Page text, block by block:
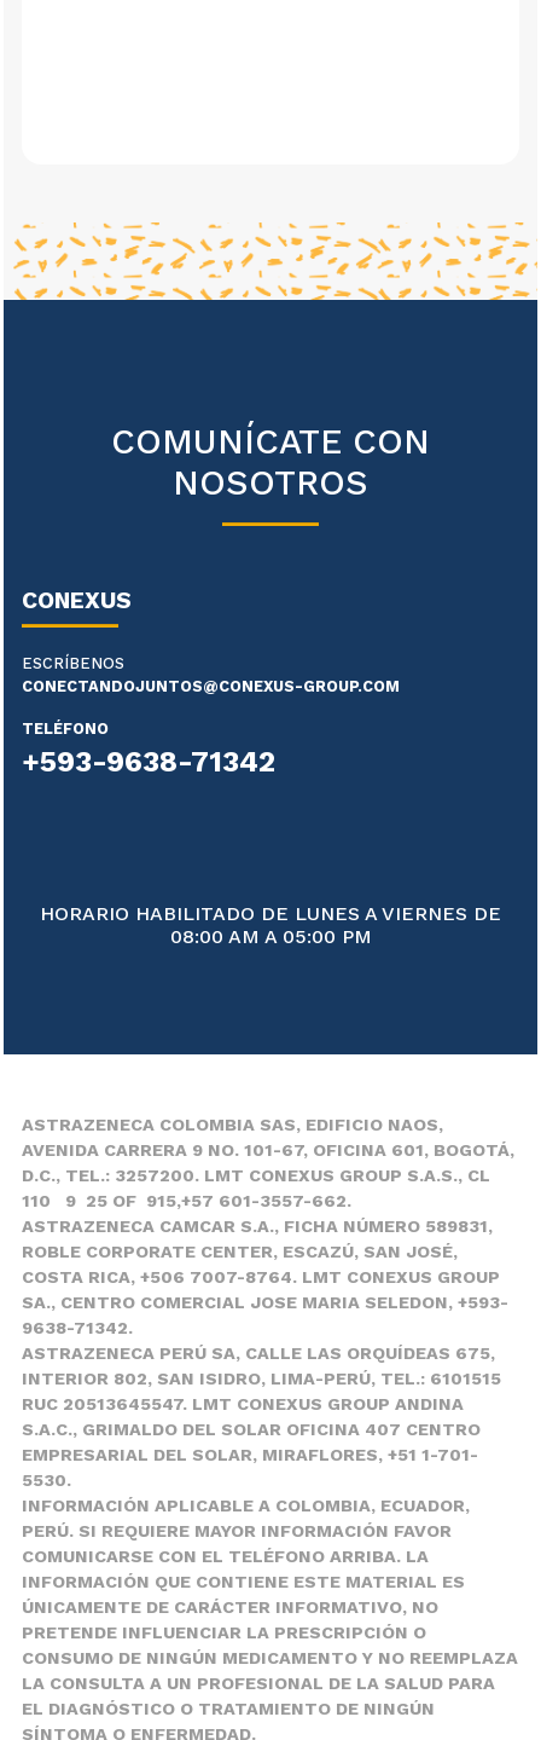
COMUNÍCATE CON
NOSOTROS
CONEXUS
ESCRÍBENOS
CONECTANDOJUNTOS@CONEXUS-GROUP.COM
TELÉFONO
+593-9638-71342
HORARIO HABILITADO DE LUNES A VIERNES DE
08:00 AM A 05:00 PM
ASTRAZENECA COLOMBIA SAS, EDIFICIO NAOS,
AVENIDA CARRERA 9 NO. 101-67, OFICINA 601, BOGOTÁ,
D.C., TEL.: 3257200. LMT CONEXUS GROUP S.A.S., CL
110 9 25 OF 915,+57 601-3557-662.
ASTRAZENECA CAMCAR S.A., FICHA NÚMERO 589831,
ROBLE CORPORATE CENTER, ESCAZÚ, SAN JOSÉ,
COSTA RICA, +506 7007-8764. LMT CONEXUS GROUP
SA., CENTRO COMERCIAL JOSE MARIA SELEDON, +593-
9638-71342.
ASTRAZENECA PERÚ SA, CALLE LAS ORQUÍDEAS 675,
INTERIOR 802, SAN ISIDRO, LIMA-PERÚ, TEL.: 6101515
RUC 20513645547. LMT CONEXUS GROUP ANDINA
S.A.C., GRIMALDO DEL SOLAR OFICINA 407 CENTRO
EMPRESARIAL DEL SOLAR, MIRAFLORES, +51 1-701-
5530.
INFORMACIÓN APLICABLE A COLOMBIA, ECUADOR,
PERÚ. SI REQUIERE MAYOR INFORMACIÓN FAVOR
COMUNICARSE CON EL TELÉFONO ARRIBA. LA
INFORMACIÓN QUE CONTIENE ESTE MATERIAL ES
ÚNICAMENTE DE CARÁCTER INFORMATIVO, NO
PRETENDE INFLUENCIAR LA PRESCRIPCIÓN O
CONSUMO DE NINGÚN MEDICAMENTO Y NO REEMPLAZA
LA CONSULTA A UN PROFESIONAL DE LA SALUD PARA
EL DIAGNÓSTICO O TRATAMIENTO DE NINGÚN
SÍNTOMA O ENFERMEDAD.